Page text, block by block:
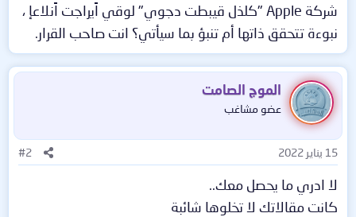
شركة Apple "كلذل قيبطت دجوي" لوقي اًيراجت اًنلاعإ ،
نبوءة تتحقق ذاتها أم تنبؤ بما سيأتي؟ انت صاحب القرار.
الموج الصامت
عضو مشاغب
15 يناير 2022 #2
لا ادري ما يحصل معك..
كانت مقالاتك لا تخلوها شائبة